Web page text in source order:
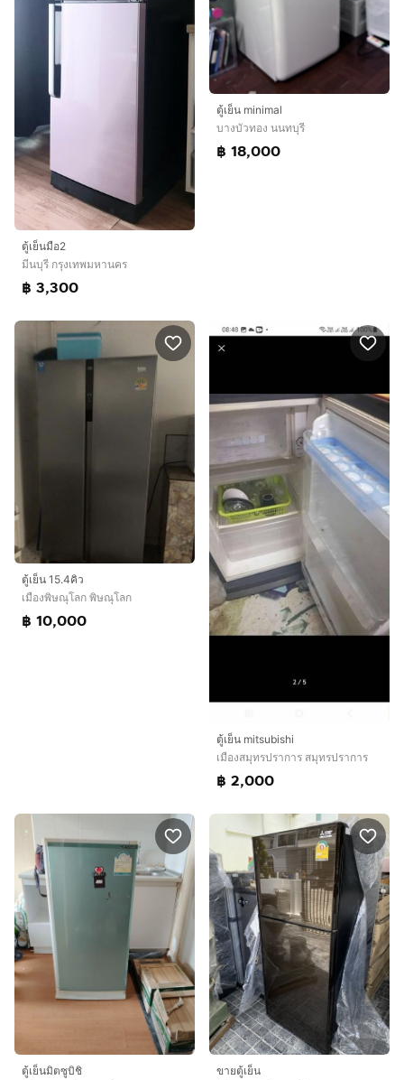
ตู้เย็นมือ2
มีนบุรี กรุงเทพมหานคร
฿ 3,300
ตู้เย็น minimal
บางบัวทอง นนทบุรี
฿ 18,000
ตู้เย็น 15.4คิว
เมืองพิษณุโลก พิษณุโลก
฿ 10,000
ตู้เย็น mitsubishi
เมืองสมุทรปราการ สมุทรปราการ
฿ 2,000
ตู้เย็นมิตซูบิชิ
ขายตู้เย็น